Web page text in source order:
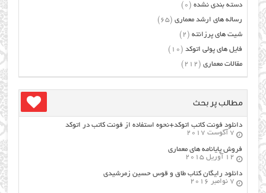
دسته بندی نشده (0)
رساله های ارشد معماری (65)
شیت های پرزانته (2)
فایل های پولی اتوکد (10)
مقالات معماری (212)
مطالب پر بحث
دانلود فونت کاتب اتوکد+نحوه استفاده از فونت کاتب در اتوکد
7 آگوست 2017
فروش پایانامه های معماری
12 آوریل 2015
دانلود رایگان کتاب طاق و قوس حسین زمرشیدی
7 نوامبر 2016